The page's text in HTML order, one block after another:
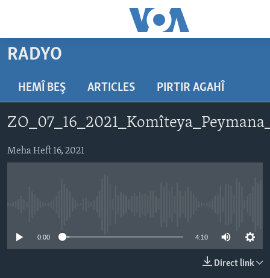
Yekser
here
naveroka
serekî
here
serekî
NÛÇE
FOTO GALERÎ
RADYO
AMERÎKA
TIRKÎYE
ROJHILATA NAVÎN
RADYO
HEMÎ BEŞ ARTICLES PIRTIR AGAHÎ
Meha Heft 16, 2021
0:00 4:10
Direct link